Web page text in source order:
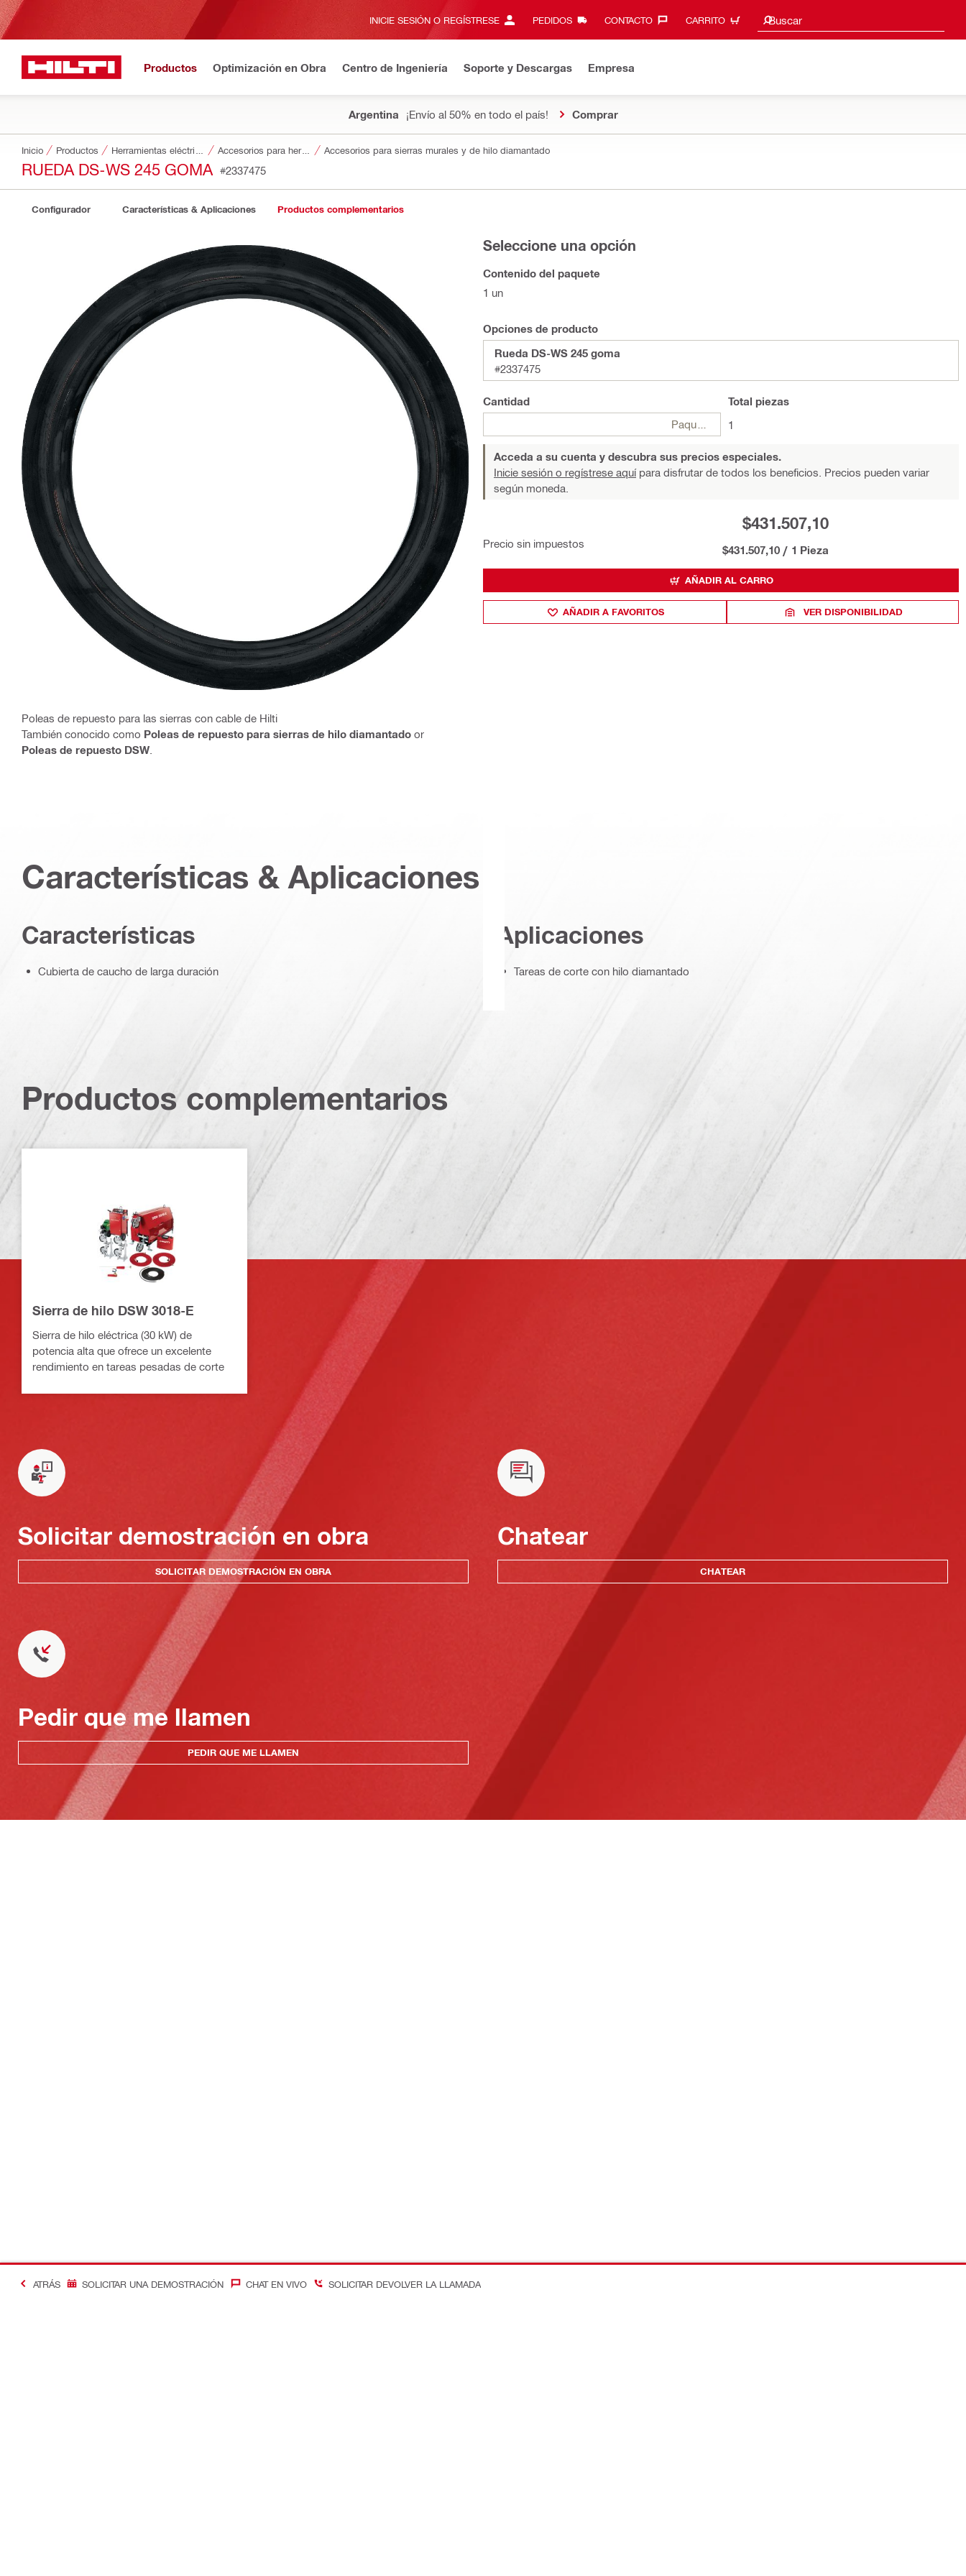
INICIE SESIÓN O REGÍSTRESE PEDIDOS CONTACTO‎ CARRITO Buscar
Sugerencias de búsqueda
Productos Optimización en Obra Centro de Ingeniería Soporte y Descargas Empresa
Argentina ¡Envío al 50% en todo el país! Comprar
Inicio Productos Accesorios para herramientas Accesorios para sierras murales y de hilo diamantado
RUEDA DS-WS 245 GOMA #2337475
Configurador Características & Aplicaciones Productos complementarios
Poleas de repuesto para las sierras con cable de Hilti
También conocido como Poleas de repuesto para sierras de hilo diamantado or
Poleas de repuesto DSW
Seleccione una opción
Contenido del paquete
1 un
Opciones de producto
Rueda DS-WS 245 goma
#2337475
Cantidad
Paquetes
Total piezas
1
Acceda a su cuenta y descubra sus precios especiales.
Inicie sesión o regístrese aquípara disfrutar de todos los beneficios. Precios pueden variar
según moneda.
Precio sin impuestos
$431.507,10
$431.507,10 / 1 Pieza
AÑADIR AL CARRO
AÑADIR A FAVORITOS VER DISPONIBILIDAD
Características & Aplicaciones
Características
Cubierta de caucho de larga duración
Aplicaciones
Tareas de corte con hilo diamantado
Productos complementarios
Sierra de hilo DSW 3018-E
Sierra de hilo eléctrica (30 kW) de
potencia alta que ofrece un excelente
rendimiento en tareas pesadas de corte
Solicitar demostración en obra
SOLICITAR DEMOSTRACIÓN EN OBRA
Chatear
CHATEAR
Pedir que me llamen
PEDIR QUE ME LLAMEN
ATRÁS SOLICITAR UNA DEMOSTRACIÓN CHAT EN VIVO SOLICITAR DEVOLVER LA LLAMADA